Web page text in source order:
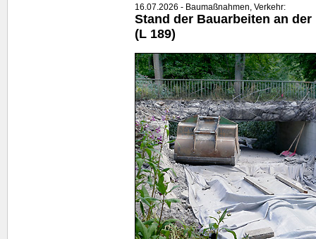
16.07.2026 - Baumaßnahmen, Verkehr:
Stand der Bauarbeiten an
(L 189)